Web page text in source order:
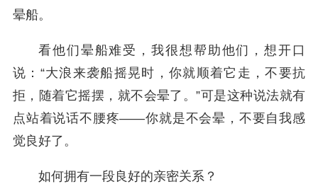
晕船。
看他们晕船难受，我很想帮助他们，想开口
说：“大浪来袭船摇晃时，你就顺着它走，不要抗
拒，随着它摇摆，就不会晕了。”可是这种说法就有
点站着说话不腰疼——你就是不会晕，不要自我感
觉良好了。
如何拥有一段良好的亲密关系？